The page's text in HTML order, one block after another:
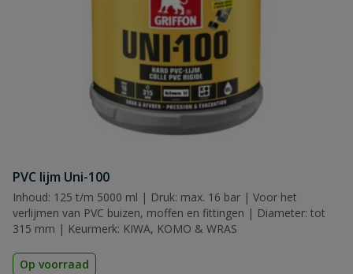
PVC lijm Uni-100
Inhoud: 125 t/m 5000 ml | Druk: max. 16 bar | Voor het
verlijmen van PVC buizen, moffen en fittingen | Diameter: tot
315 mm | Keurmerk: KIWA, KOMO & WRAS
Op voorraad